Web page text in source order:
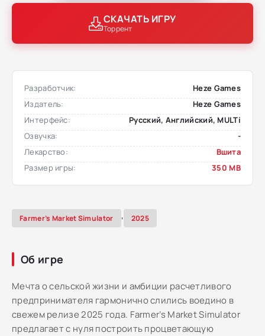
СКАЧАТЬ ИГРУ
Торрент
Разработчик:
Heze Games
Издатель:
Heze Games
Интерфейс:
Русский, Английский, MULTi
Озвучка:
-
Лекарство:
Вшита
Размер игры:
350 MB
Farmer’s Market Simulator , 2025
Об игре
Мечта о сельской жизни и амбиции расчетливого
предпринимателя гармонично слились воедино в
свежем релизе 2025 года. Farmer’s Market Simulator
предлагает с нуля построить процветающую